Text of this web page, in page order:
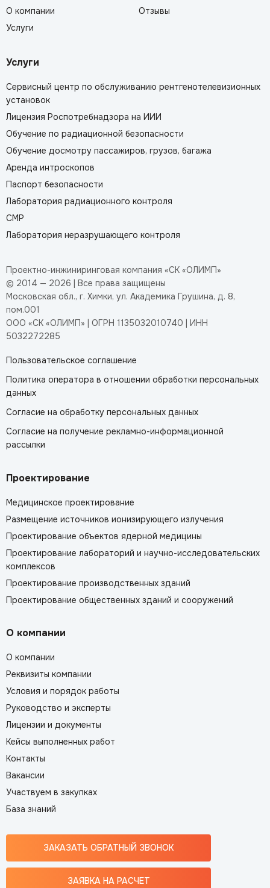
О компании
Услуги
Отзывы
Услуги
Сервисный центр по обслуживанию рентгенотелевизионных
установок
Лицензия Роспотребнадзора на ИИИ
Обучение по радиационной безопасности
Обучение досмотру пассажиров, грузов, багажа
Аренда интроскопов
Паспорт безопасности
Лаборатория радиационного контроля
СМР
Лаборатория неразрушающего контроля
Проектно-инжиниринговая компания «СК «ОЛИМП»
© 2014 — 2026 | Все права защищены
Московская обл., г. Химки, ул. Академика Грушина, д. 8,
пом.001
ООО «СК «ОЛИМП» | ОГРН 1135032010740 | ИНН
5032272285
Пользовательское соглашение
Политика оператора в отношении обработки персональных
данных
Согласие на обработку персональных данных
Согласие на получение рекламно-информационной
рассылки
Проектирование
Медицинское проектирование
Размещение источников ионизирующего излучения
Проектирование объектов ядерной медицины
Проектирование лабораторий и научно-исследовательских
комплексов
Проектирование производственных зданий
Проектирование общественных зданий и сооружений
О компании
О компании
Реквизиты компании
Условия и порядок работы
Руководство и эксперты
Лицензии и документы
Кейсы выполненных работ
Контакты
Вакансии
Участвуем в закупках
База знаний
ЗАКАЗАТЬ ОБРАТНЫЙ ЗВОНОК
ЗАЯВКА НА РАСЧЕТ